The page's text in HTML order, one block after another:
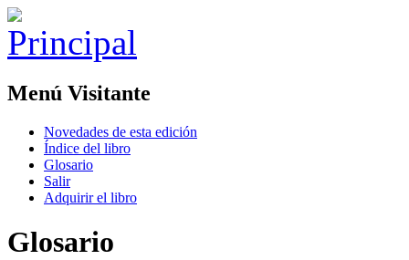
Menú Visitante
Novedades de esta edición
Índice del libro
Glosario
Salir
Adquirir el libro
Glosario